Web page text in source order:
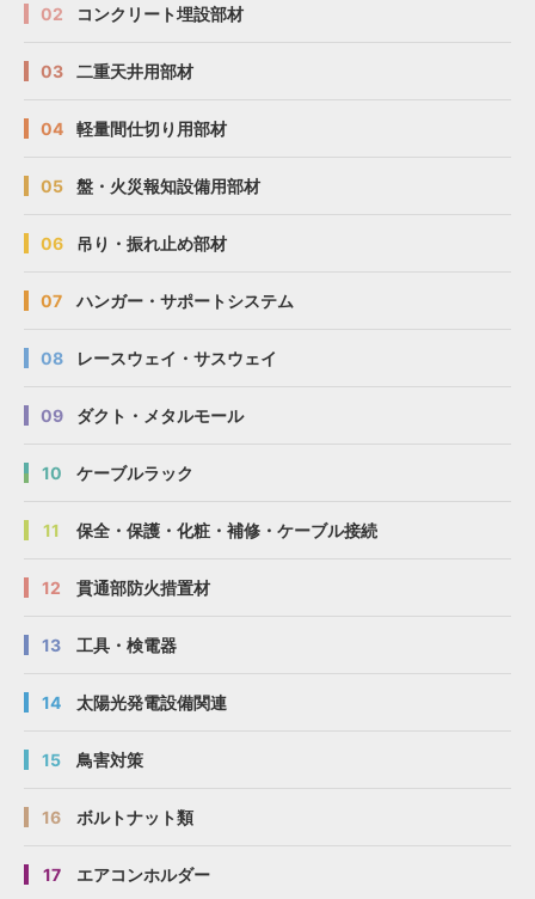
02 コンクリート埋設部材
03 二重天井用部材
04 軽量間仕切り用部材
05 盤・火災報知設備用部材
06 吊り・振れ止め部材
07 ハンガー・サポートシステム
08 レースウェイ・サスウェイ
09 ダクト・メタルモール
10 ケーブルラック
11 保全・保護・化粧・補修・ケーブル接続
12 貫通部防火措置材
13 工具・検電器
14 太陽光発電設備関連
15 鳥害対策
16 ボルトナット類
17 エアコンホルダー